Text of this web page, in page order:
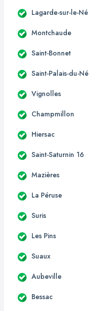
Lagarde-sur-le-Né
Montchaude
Saint-Bonnet
Saint-Palais-du-Né
Vignolles
Champmillon
Hiersac
Saint-Saturnin 16
Mazières
La Péruse
Suris
Les Pins
Suaux
Aubeville
Bessac